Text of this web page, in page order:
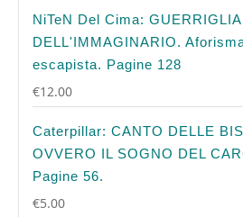
NiTeN Del Cima: GUERRIGLIA
DELL'IMMAGINARIO.
escapista. Pagine 128
€12.00
Caterpillar: CANTO DELLE
OVVERO IL SOGNO DEL
Pagine 56.
€5.00